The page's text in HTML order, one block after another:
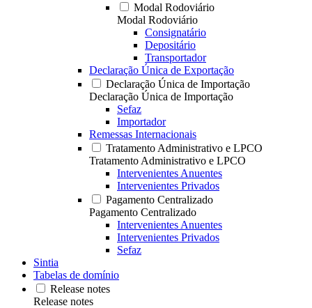
Modal Rodoviário
Modal Rodoviário
Consignatário
Depositário
Transportador
Declaração Única de Exportação
Declaração Única de Importação
Declaração Única de Importação
Sefaz
Importador
Remessas Internacionais
Tratamento Administrativo e LPCO
Tratamento Administrativo e LPCO
Intervenientes Anuentes
Intervenientes Privados
Pagamento Centralizado
Pagamento Centralizado
Intervenientes Anuentes
Intervenientes Privados
Sefaz
Sintia
Tabelas de domínio
Release notes
Release notes